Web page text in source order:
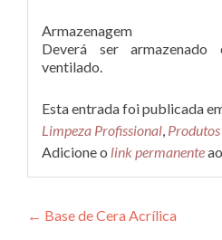
Armazenagem
Deverá ser
ventilado.
Esta entrada foi publicada
Limpeza Profissional,
Adicione o link permanente
Navegação
← Base de Cera Acrílica